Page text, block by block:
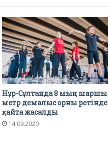
Нұр-Сұлтанда 8 мың шаршы
метр демалыс орны ретінде
қайта жасалды
14.09.2020